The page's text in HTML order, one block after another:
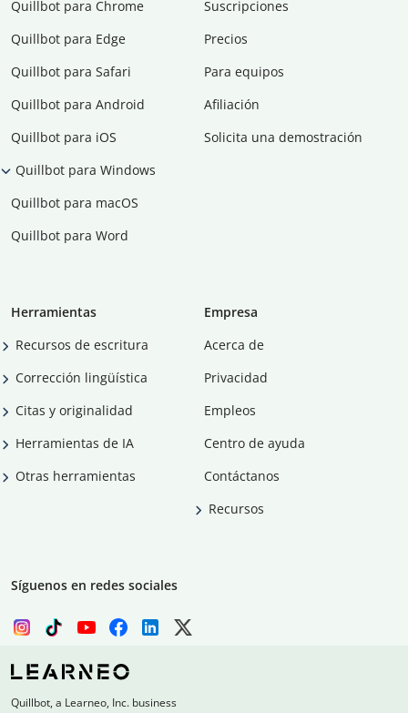
Quillbot para Chrome
Quillbot para Edge
Quillbot para Safari
Quillbot para Android
Quillbot para iOS
Quillbot para Windows
Quillbot para macOS
Quillbot para Word
Suscripciones
Precios
Para equipos
Afiliación
Solicita una demostración
Herramientas
Recursos de escritura
Corrección lingüística
Citas y originalidad
Herramientas de IA
Otras herramientas
Empresa
Acerca de
Privacidad
Empleos
Centro de ayuda
Contáctanos
Recursos
Síguenos en redes sociales
Quillbot, a Learneo, Inc. business